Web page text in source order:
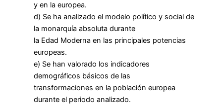
y en la europea.
d) Se ha analizado el modelo político y social de
la monarquía absoluta durante
la Edad Moderna en las principales potencias
europeas.
e) Se han valorado los indicadores
demográficos básicos de las
transformaciones en la población europea
durante el periodo analizado.